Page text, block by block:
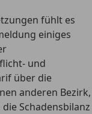
fühlt es
einiges
und
über die
anderen Bezirk,
Schadensbilanz